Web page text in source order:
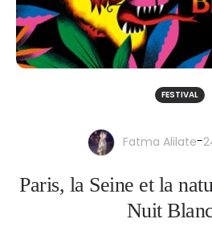
FESTIVAL
Fatma Alilate-
Paris, la Seine et la
Nuit